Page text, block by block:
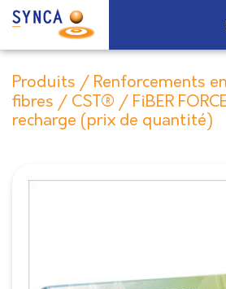
Produits / Renforcements en
fibres / CST® / FiBER
recharge (prix de quantité)